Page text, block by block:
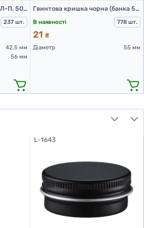
Банки скляні прозорі для Л-П, 50 мл
237 шт.
42.5 мм
56 мм
Гвинтова кришка чорна (банка 50 мл та 60 мл)
В наявності
778 шт.
21 ₴
Діаметр
55 мм
L-1643